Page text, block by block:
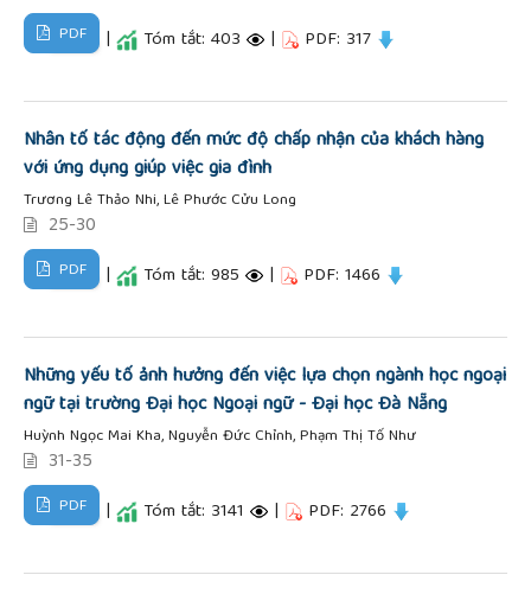
PDF | Tóm tắt: 403 | PDF: 317
Nhân tố tác động đến mức độ chấp nhận của khách hàng
với ứng dụng giúp việc gia đình
Trương Lê Thảo Nhi, Lê Phước Cửu Long
25-30
PDF | Tóm tắt: 985 | PDF: 1466
Những yếu tố ảnh hưởng đến việc lựa chọn ngành học ngoại
ngữ tại trường Đại học Ngoại ngữ - Đại học Đà Nẵng
Huỳnh Ngọc Mai Kha, Nguyễn Đức Chỉnh, Phạm Thị Tố Như
31-35
PDF | Tóm tắt: 3141 | PDF: 2766